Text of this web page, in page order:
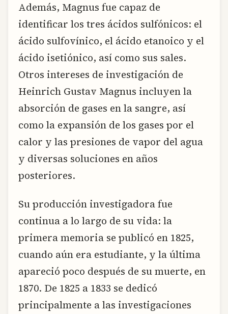
Además, Magnus fue capaz de
identificar los tres ácidos sulfónicos: el
ácido sulfovínico, el ácido etanoico y el
ácido isetiónico, así como sus sales.
Otros intereses de investigación de
Heinrich Gustav Magnus incluyen la
absorción de gases en la sangre, así
como la expansión de los gases por el
calor y las presiones de vapor del agua
y diversas soluciones en años
posteriores.
Su producción investigadora fue
continua a lo largo de su vida: la
primera memoria se publicó en 1825,
cuando aún era estudiante, y la última
apareció poco después de su muerte, en
1870. De 1825 a 1833 se dedicó
principalmente a las investigaciones